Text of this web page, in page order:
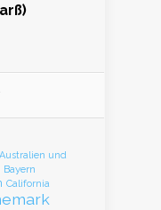
Australien und
Bayern
California